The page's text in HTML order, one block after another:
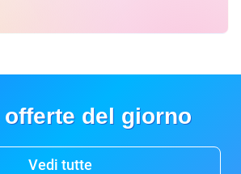
offerte del giorno
Vedi tutte